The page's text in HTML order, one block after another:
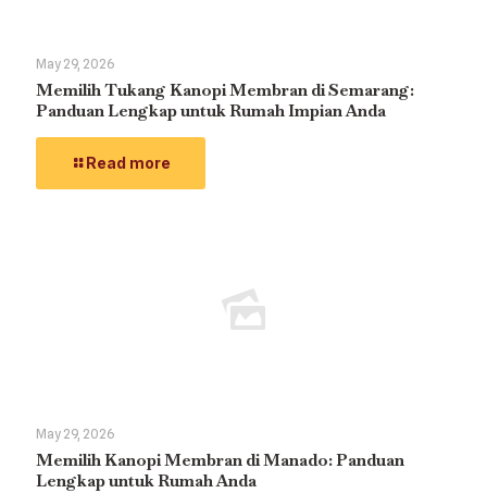
May 29, 2026
Memilih Tukang Kanopi Membran di Semarang:
Panduan Lengkap untuk Rumah Impian Anda
Read more
May 29, 2026
Memilih Kanopi Membran di Manado: Panduan
Lengkap untuk Rumah Anda